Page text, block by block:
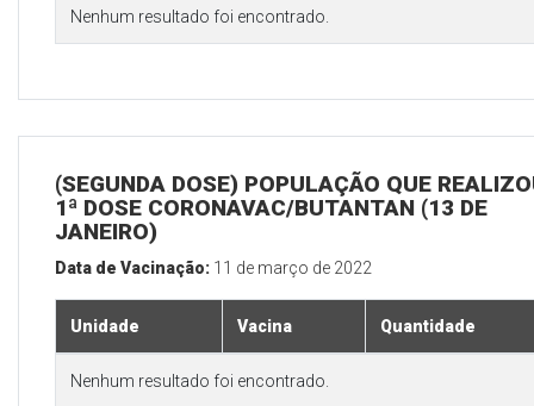
Nenhum resultado foi encontrado.
(SEGUNDA DOSE) POPULAÇÃO QUE
1ª DOSE CORONAVAC/BUTANTAN (13 DE
JANEIRO)
Data de Vacinação: 11 de março de 2022
Unidade Vacina Quantidade
Nenhum resultado foi encontrado.